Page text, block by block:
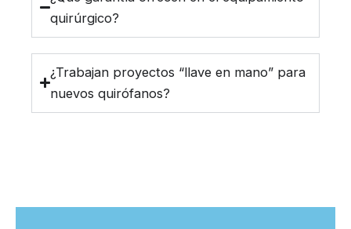
quirúrgico?
¿Trabajan proyectos “llave en mano” para
nuevos quirófanos?